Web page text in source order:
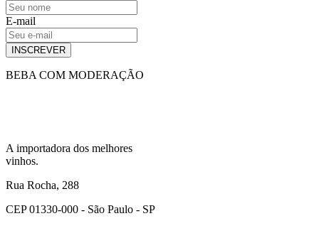
E-mail
INSCREVER
BEBA COM MODERAÇÃO
A importadora dos melhores
vinhos.
Rua Rocha, 288
CEP 01330-000 - São Paulo - SP